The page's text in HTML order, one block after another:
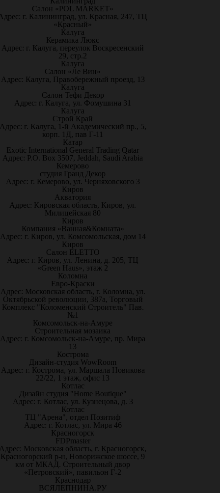
Салон «POL MARKET»
г. Калининград, ул. Красная, 247, ТЦ
«Красный»
Калуга
Керамика Люкс
Адрес: г. Калуга, переулок Воскресенский
29, стр.2
Калуга
Салон «Ле Вин»
Адрес: Калуга, Правобережный проезд, 13
Калуга
Салон Тефи Декор
Адрес: г. Калуга, ул. Фомушина 31
Калуга
Строй Край
г. Калуга, 1-й Академический пр., 5,
корп. 1Д, пав Г-11
Катар
Exotic International General Trading Qatar
Адрес: P.O. Box 3507, Jeddah, Saudi Arabia
Кемерово
студия Гранд Декор
Адрес: г. Кемерово, ул. Черняховского 3
Киров
Акватория
Адрес: Кировская область, Киров, ул.
Милицейская 80
Киров
Компания «Ванная&Комната»
Адрес: г. Киров, ул. Комсомольская, дом 14
Киров
Салон ELETTO
Адрес: г. Киров, ул. Ленина, д. 205, ТЦ
«Green Haus», этаж 2
Коломна
Евро-Краски
Адрес: Московская область, г. Коломна, ул.
Октябрьской революции, 387а, Торговый
Комплекс "Коломенский Строитель" Пав.
№1
Комсомольск-на-Амуре
Строительная мозаика
Адрес: г. Комсомольск-на-Амуре, пр. Мира
13
Кострома
Дизайн-студия WowRoom
Адрес: г. Кострома, ул. Маршала Новикова
22/22, 1 этаж, офис 13
Котлас
Дизайн студия "Home Boutique"
Адрес: г. Котлас, ул. Кузнецова, д. 3
Котлас
ТЦ "Арена", отдел Позитиф
Адрес: г. Котлас, ул. Мира 46
Красногорск
FDPmaster
Московская область, г. Красногорск,
Красногорский р-н, Новорижское шоссе, 9
км от МКАД. Строительный двор
«Петровский», павильон Г-2
Краснодар
ВСЯЛЕПНИНА.РУ